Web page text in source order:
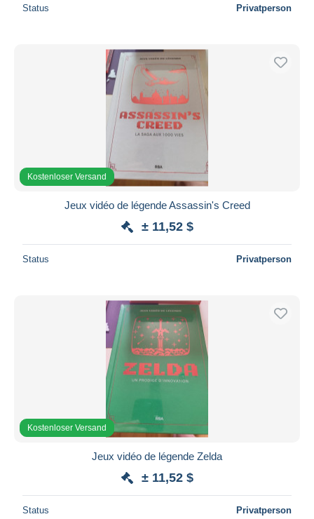
Kostenloser Versand
Zahlungsmethoden
Banküberweisung
Mastercard
Bancontact
Wohnsitz des Verkäufers
Übernehmen
Status Privatperson
Kostenloser Versand
Jeux vidéo de légende Assassin's Creed
± 11,52 $
Status Privatperson
Kostenloser Versand
Jeux vidéo de légende Zelda
± 11,52 $
Status Privatperson